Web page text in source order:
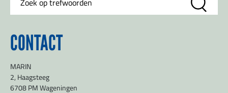
CONTACT
MARIN
2, Haagsteeg
6708 PM Wageningen